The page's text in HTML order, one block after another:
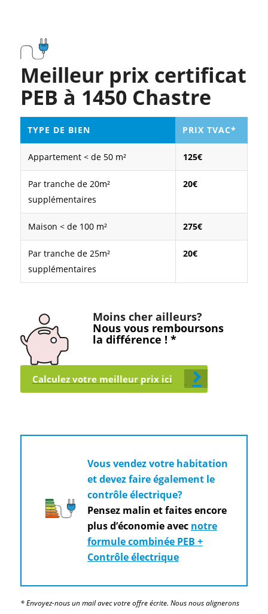
Meilleur prix certificat
PEB à 1450 Chastre
TYPE DE BIEN PRIX TVAC*
Appartement < de 50 m² 125€
Par tranche de 20m²
supplémentaires
20€
Maison < de 100 m² 275€
Par tranche de 25m²
supplémentaires
20€
Moins cher ailleurs?
Nous vous remboursons
la différence ! *
Calculez votre meilleur prix ici
Vous vendez votre habitation
et devez faire également le
contrôle électrique?
Pensez malin et faites encore
plus d’économie avec notre
formule combinée PEB +
Contrôle électrique
* Envoyez-nous un mail avec votre offre écrite. Nous nous alignerons